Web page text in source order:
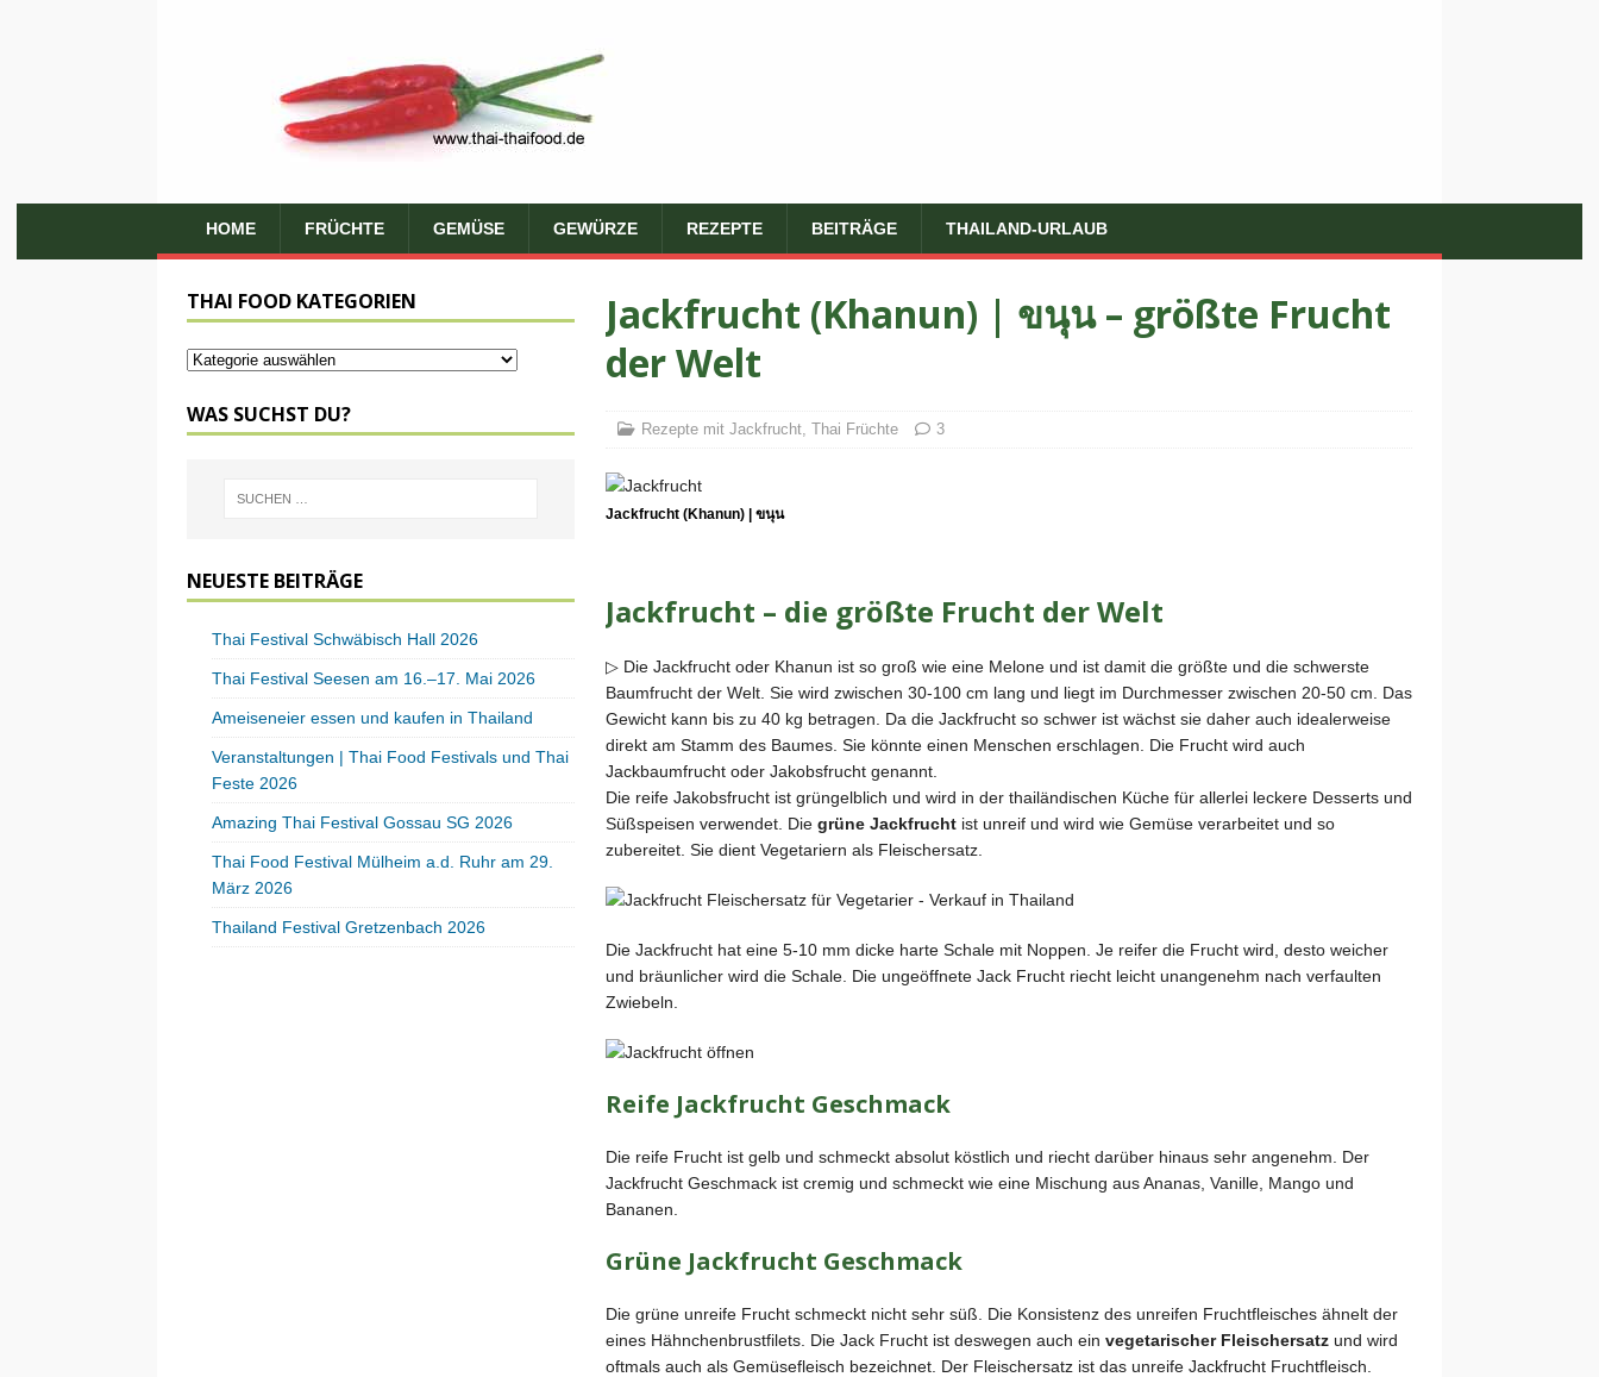
HOME FRÜCHTE GEMÜSE GEWÜRZE REZEPTE BEITRÄGE THAILAND-URLAUB
Jackfrucht (Khanun) | ขนุน – größte Frucht
der Welt
Rezepte mit Jackfrucht, Thai Früchte 3
Jackfrucht (Khanun) | ขนุน
Jackfrucht – die größte Frucht der Welt
▷ Die Jackfrucht oder Khanun ist so groß wie eine Melone und ist damit die größte und die schwerste
Baumfrucht der Welt. Sie wird zwischen 30-100 cm lang und liegt im Durchmesser zwischen 20-50 cm. Das
Gewicht kann bis zu 40 kg betragen. Da die Jackfrucht so schwer ist wächst sie daher auch idealerweise
direkt am Stamm des Baumes. Sie könnte einen Menschen erschlagen. Die Frucht wird auch
Jackbaumfrucht oder Jakobsfrucht genannt.
Die reife Jakobsfrucht ist grüngelblich und wird in der thailändischen Küche für allerlei leckere Desserts und
Süßspeisen verwendet. Die grüne Jackfruchtist unreif und wird wie Gemüse verarbeitet und so
zubereitet. Sie dient Vegetariern als Fleischersatz.
Die Jackfrucht hat eine 5-10 mm dicke harte Schale mit Noppen. Je reifer die Frucht wird, desto weicher
und bräunlicher wird die Schale. Die ungeöffnete Jack Frucht riecht leicht unangenehm nach verfaulten
Zwiebeln.
Reife Jackfrucht Geschmack
Die reife Frucht ist gelb und schmeckt absolut köstlich und riecht darüber hinaus sehr angenehm. Der
Jackfrucht Geschmack ist cremig und schmeckt wie eine Mischung aus Ananas, Vanille, Mango und
Bananen.
Grüne Jackfrucht Geschmack
Die grüne unreife Frucht schmeckt nicht sehr süß. Die Konsistenz des unreifen Fruchtfleisches ähnelt der
eines Hähnchenbrustfilets. Die Jack Frucht ist deswegen auch ein vegetarischer Fleischersatzund wird
oftmals auch als Gemüsefleisch bezeichnet. Der Fleischersatz ist das unreife Jackfrucht Fruchtfleisch.
THAI FOOD KATEGORIEN
WAS SUCHST DU?
NEUESTE BEITRÄGE
Thai Festival Schwäbisch Hall 2026
Thai Festival Seesen am 16.–17. Mai 2026
Ameiseneier essen und kaufen in Thailand
Veranstaltungen | Thai Food Festivals und Thai
Feste 2026
Amazing Thai Festival Gossau SG 2026
Thai Food Festival Mülheim a.d. Ruhr am 29.
März 2026
Thailand Festival Gretzenbach 2026